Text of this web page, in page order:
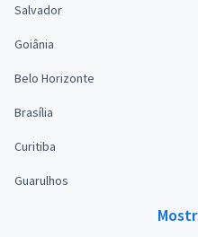
Salvador
Goiânia
Belo Horizonte
Brasília
Curitiba
Guarulhos